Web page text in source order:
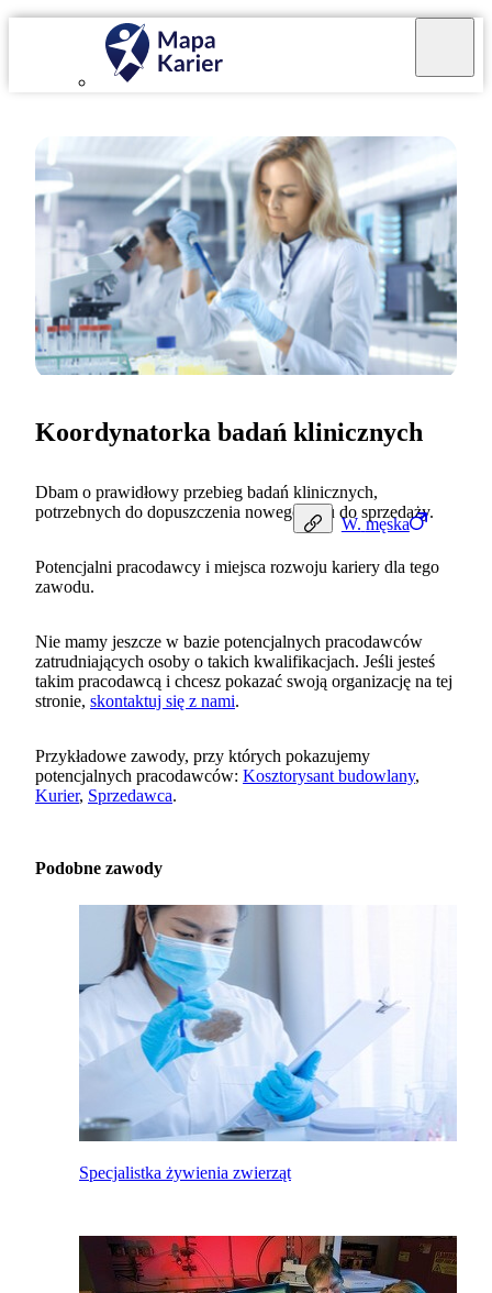
W. męska
Koordynatorka badań klinicznych
Dbam o prawidłowy przebieg badań klinicznych,
potrzebnych do dopuszczenia nowego leku do sprzedaży.
Potencjalni pracodawcy i miejsca rozwoju kariery dla tego
zawodu.
Nie mamy jeszcze w bazie potencjalnych pracodawców
zatrudniających osoby o takich kwalifikacjach. Jeśli jesteś
takim pracodawcą i chcesz pokazać swoją organizację na tej
stronie, skontaktuj się z nami.
Przykładowe zawody, przy których pokazujemy
potencjalnych pracodawców: Kosztorysant budowlany,
Kurier, Sprzedawca.
Podobne zawody
Specjalistka żywienia zwierząt